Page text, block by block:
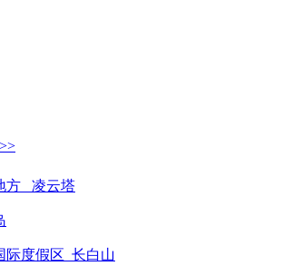
方_ 凌云塔
际度假区_长白山